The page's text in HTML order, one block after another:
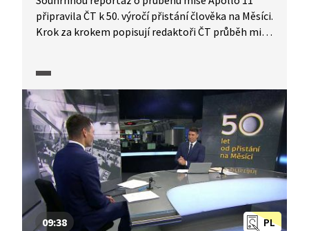
připravila ČT k 50. výročí přistání člověka na Měsíci.
Krok za krokem popisují redaktoři ČT průběh mise
průběh přistání na Měsíci i úkoly, které astronauti
plnili. Reportáž je doplněna simulacemi letu
nosné rakety i autentickými záznamy komunikace
astronautů se Zemí. Dozvíme se, kdo tvořil
posádku Apolla 11, jaké byly role astronautů
a uslyšíme i slova zatím posledního člověka, který
na povrch Měsíce vstoupil.
PL
09:38